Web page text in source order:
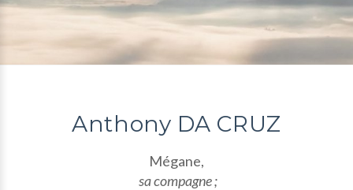
Anthony DA CRUZ
Mégane,
sa compagne ;